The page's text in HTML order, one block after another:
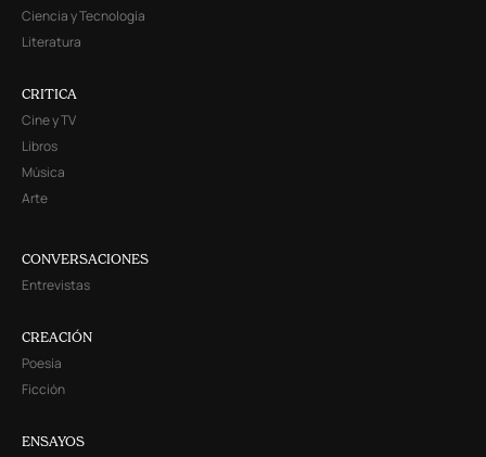
Ciencia y Tecnología
Literatura
CRITICA
Cine y TV
Libros
Música
Arte
CONVERSACIONES
Entrevistas
CREACIÓN
Poesía
Ficción
ENSAYOS